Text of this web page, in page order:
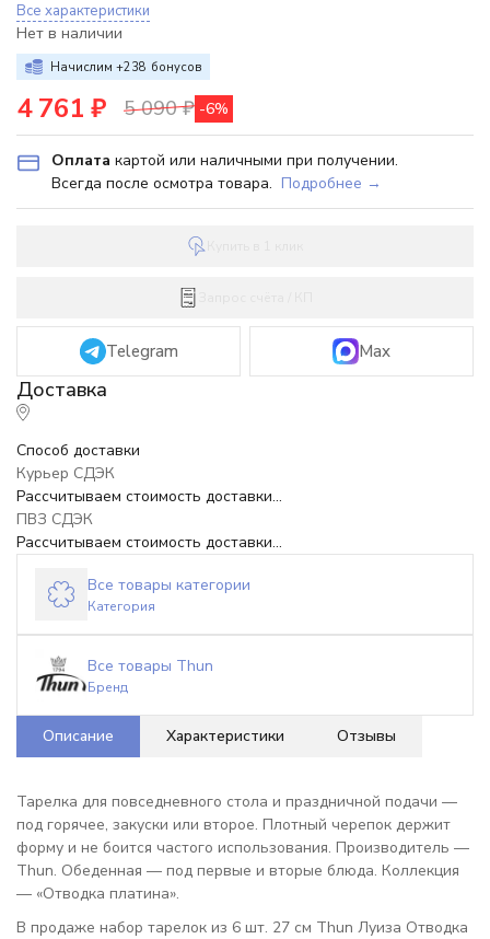
Все характеристики
Нет в наличии
Начислим +238 бонусов
4 761 ₽ 5 090₽ -6%
Оплата картой или наличными при получении.
Всегда после осмотра товара. Подробнее →
Telegram Max
Способ доставки
Курьер СДЭК
Рассчитываем стоимость доставки...
ПВЗ СДЭК
Рассчитываем стоимость доставки...
Все товары категории
Категория
Все товары Thun
Бренд
Описание Характеристики Отзывы
Тарелка для повседневного стола и праздничной подачи —
под горячее, закуски или второе. Плотный черепок держит
форму и не боится частого использования. Производитель —
Thun. Обеденная — под первые и вторые блюда. Коллекция
— «Отводка платина».
В продаже набор тарелок из 6 шт. 27 см Thun Луиза Отводка